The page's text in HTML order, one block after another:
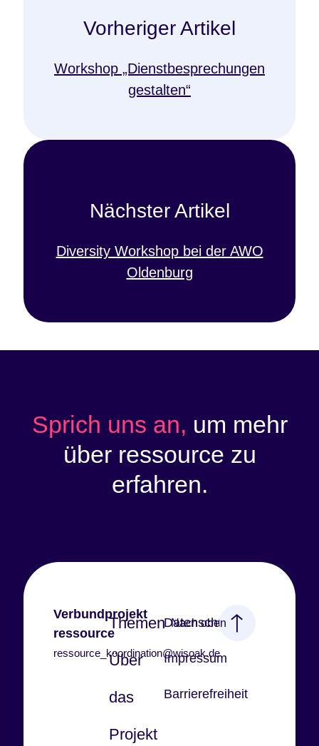
Vorheriger Artikel
Workshop „Dienstbesprechungen
gestalten“
Nächster Artikel
Diversity Workshop bei der AWO
Oldenburg
Sprich uns an, um mehr
über ressource zu
erfahren.
Verbundprojekt
ressource
ressource_koordination@wisoak.de
Themen
Über
das
Projekt
Datenschutz
Impressum
Barrierefreiheit
Nach oben